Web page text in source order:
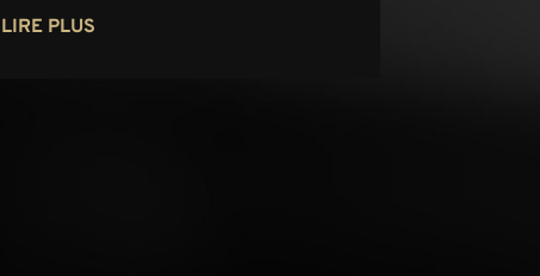
LIRE PLUS